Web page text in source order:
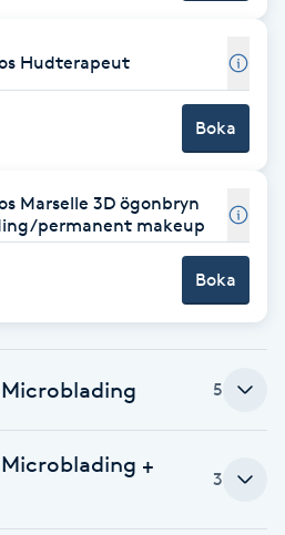
Hudterapeut
Boka
Marselle 3D ögonbryn
permanent makeup
Boka
5
+
3